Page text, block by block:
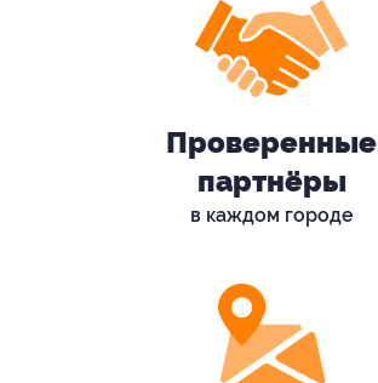
Проверенные
партнёры
в каждом городе